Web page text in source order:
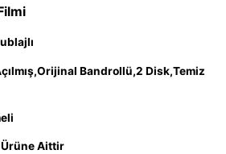
Bandrollü,2 Disk,Temiz
Ürüne Aittir